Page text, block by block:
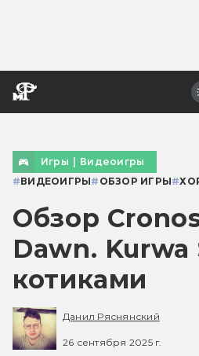
Игры | Видеоигры
#ВИДЕОИГРЫ# ОБЗОР ИГРЫ#
Обзор
Dawn. Kurwa
котиками
Данил Ряснянский
26 сентября 2025 г.